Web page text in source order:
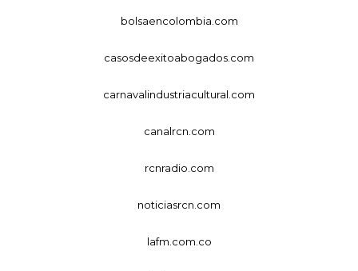
bolsaencolombia.com
casosdeexitoabogados.com
carnavalindustriacultural.com
canalrcn.com
rcnradio.com
noticiasrcn.com
lafm.com.co